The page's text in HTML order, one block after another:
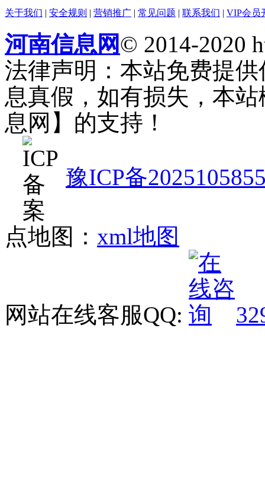
关于我们 | 安全规则 | 营销推广 | 常见问题 | 联系我们 | VIP会员
河南信息网© 2014-2020
法律声明：本站免费提
息真假，如有损失，本
息网】的支持！
豫ICP备
点地图： xml地图
网站在线客服QQ: